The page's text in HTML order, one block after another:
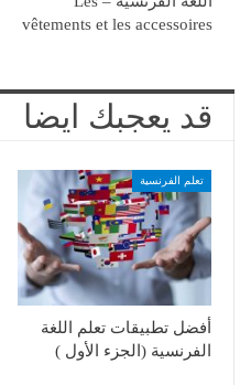
vêtements et les accessoires
قد يعجبك ايضا
تعلم الفرنسية
أفضل تطبيقات تعلم اللغة
الفرنسية (الجزء الأول )